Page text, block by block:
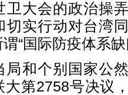
卫大会的政治操
切实行动对台湾
“国际防疫体系
局和个别国家公
大第2758号决议